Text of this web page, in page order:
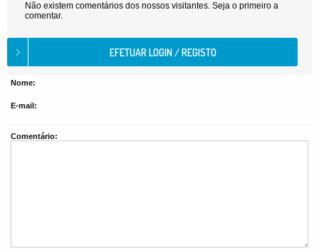
Não existem comentários dos nossos visitantes. Seja o primeiro a
comentar.
Nome:
E-mail:
Comentário: